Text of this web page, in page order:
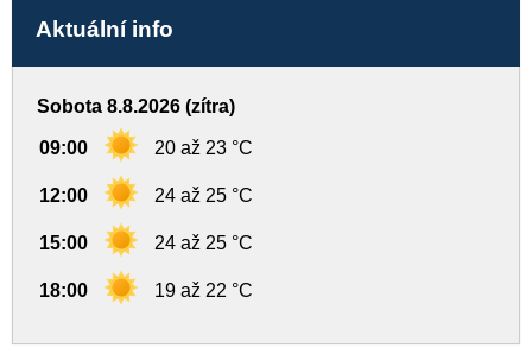
Aktuální info
Sobota 8.8.2026 (zítra)
09:00 20 až 23 °C
12:00 24 až 25 °C
15:00 24 až 25 °C
18:00 19 až 22 °C